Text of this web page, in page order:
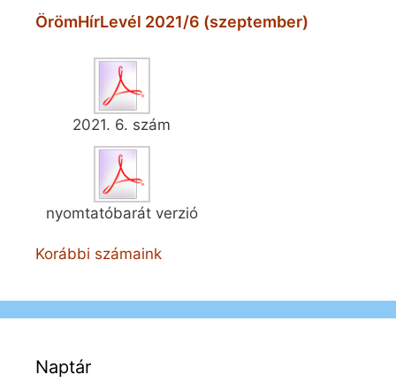
ÖrömHírLevél 2021/6 (szeptember)
2021. 6. szám
nyomtatóbarát verzió
Korábbi számaink
Naptár